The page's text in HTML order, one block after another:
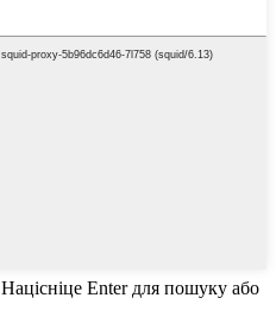
Націсніце Enter для пошуку або